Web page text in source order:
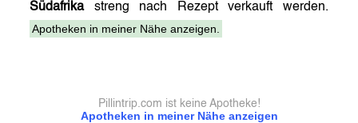
Südafrikastreng nach Rezept verkauft werden.
Apotheken in meiner Nähe anzeigen.
Apotheken in meiner Nähe anzeigen
Pillintrip.com ist keine Apotheke!